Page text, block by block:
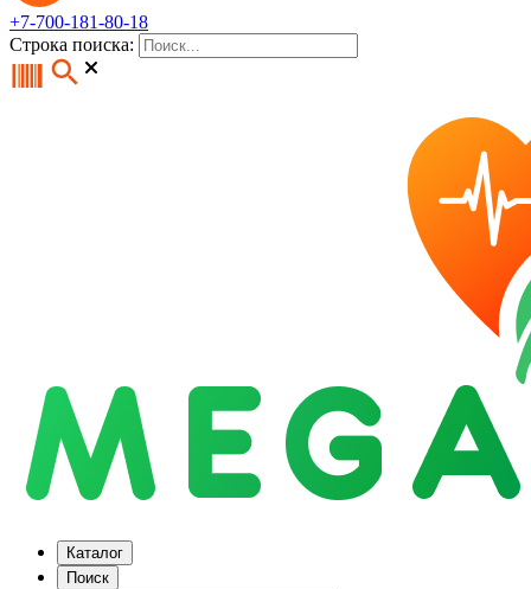
+7-700-181-80-18
Строка поиска:
Каталог
Поиск